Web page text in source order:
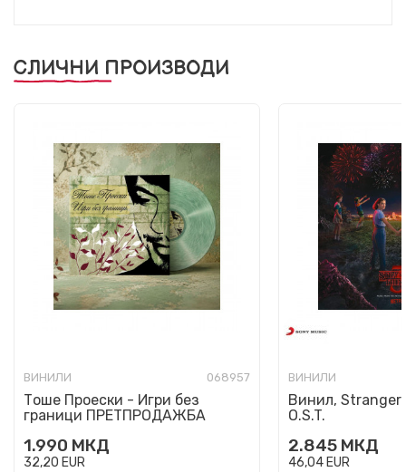
СЛИЧНИ ПРОИЗВОДИ
ВИНИЛИ 068957
Тоше Проески - Игри без
граници ПРЕТПРОДАЖБА
1.990 МКД
32,20 EUR
ВИНИЛИ
Винил, Stranger
O.S.T.
2.845 МКД
46,04EUR